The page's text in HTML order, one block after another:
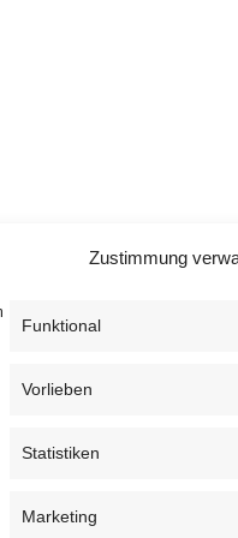
Zustimmung
Funktional
Vorlieben
Statistiken
Marketing